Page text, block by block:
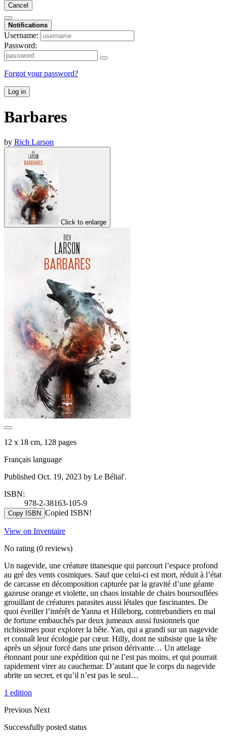
Cancel
Notifications
Username:
Password:
Forgot your password?
Log in
Barbares
by Rich Larson
Click to enlarge
12 x 18 cm, 128 pages
Français language
Published Oct. 19, 2023 by Le Bélial'.
ISBN:
978-2-38163-105-9
Copy ISBN Copied ISBN!
View on Inventaire
No rating (0 reviews)
Un nagevide, une créature titanesque qui parcourt l’espace profond
au gré des vents cosmiques. Sauf que celui-ci est mort, réduit à l’état
de carcasse en décomposition capturée par la gravité d’une géante
gazeuse orange et violette, un chaos instable de chairs boursouflées
grouillant de créatures parasites aussi létales que fascinantes. De
quoi éveiller l’intérêt de Yanna et Hilleborg, contrebandiers en mal
de fortune embauchés par deux jumeaux aussi fusionnels que
richissimes pour explorer la bête. Yan, qui a grandi sur un nagevide
et connaît leur écologie par cœur. Hilly, dont ne subsiste que la tête
après un séjour forcé dans une prison dérivante… Un attelage
étonnant pour une expédition qui ne l’est pas moins, et qui pourrait
rapidement virer au cauchemar. D’autant que le corps du nagevide
abrite un secret, et qu’il n’est pas le seul…
1 edition
Previous Next
Successfully posted status